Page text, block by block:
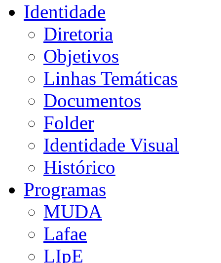
Identidade
Diretoria
Objetivos
Linhas Temáticas
Documentos
Folder
Identidade Visual
Histórico
Programas
MUDA
Lafae
LIpE